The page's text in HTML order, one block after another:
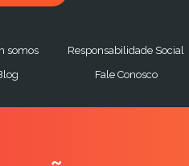
somos
Responsabilidade Social
Fale Conosco